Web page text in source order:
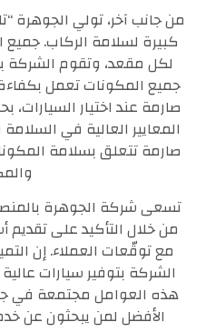
من جانب آخر، تولي الجوهرة
كبيرة لسلامة الركاب. جميع
لكل مقعد، وتقوم الشركة
جميع المكونات تعمل بكفاءة
صارمة عند اختيار السيارات،
المعايير العالية في
صارمة تتعلق بسلامة
تسعى شركة الجوهرة
من خلال التأكيد على
مع توقّعات العملاء. إن
الشركة بتوفير سيارات
هذه العوامل مجتمعة في
الأفضل لمن يبحثون عن